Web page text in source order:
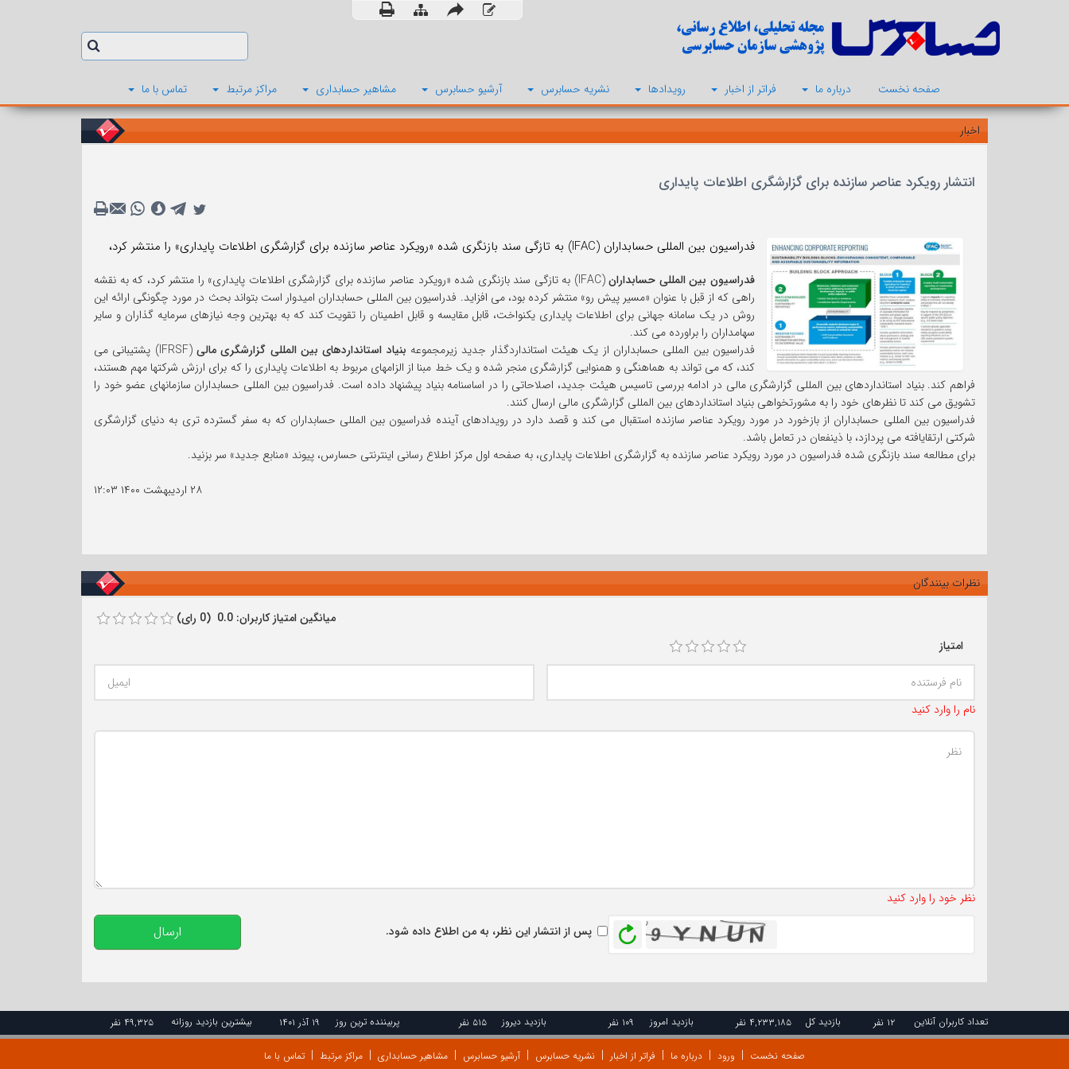
صفحه نخست درباره ما فراتر از اخبار رویدادها نشریه حسابرس آرشیو حسابرس مشاهیر حسابداری مراکز مرتبط تماس با ما
اخبار
انتشار رویکرد عناصر سازنده برای گزارشگری اطلاعات پایداری
فدراسیون بین المللی حسابداران (IFAC) به تازگی سند بازنگری شده «رویکرد عناصر سازنده برای گزارشگری اطلاعات پایداری» را منتشر کرد،
فدراسیون بین المللی حسابداران
(IFAC) به تازگی سند بازنگری شده «رویکرد عناصر سازنده برای گزارشگری اطلاعات پایداری» را منتشر کرد، که به نقشه
راهی که از قبل با عنوان «مسیر پیش رو» منتشر کرده بود، می افزاید. فدراسیون بین المللی حسابداران امیدوار است بتواند بحث در مورد چگونگی ارائه این
روش در یک سامانه جهانی برای اطلاعات پایداری یکنواخت، قابل مقایسه و قابل اطمینان را تقویت کند که به بهترین وجه نیازهای سرمایه گذاران و سایر
سهامداران را براورده می کند.
فدراسیون بین المللی حسابداران از یک هیئت استانداردگذار جدید زیرمجموعه بنیاد استانداردهای بین المللی گزارشگری مالی
(IFRSF) پشتیبانی می
کند، که می تواند به هماهنگی و همنوایی گزارشگری منجر شده و یک خط مبنا از الزامهای مربوط به اطلاعات پایداری را که برای ارزش شرکتها مهم هستند،
فراهم کند. بنیاد استانداردهای بین المللی گزارشگری مالی در ادامه بررسی تاسیس هیئت جدید، اصلاحاتی را در اساسنامه بنیاد پیشنهاد داده است. فدراسیون بین المللی حسابداران سازمانهای عضو خود را
تشویق می کند تا نظرهای خود را به مشورتخواهی بنیاد استانداردهای بین المللی گزارشگری مالی ارسال کنند.
فدراسیون بین المللی حسابداران از بازخورد در مورد رویکرد عناصر سازنده استقبال می کند و قصد دارد در رویدادهای آینده فدراسیون بین المللی حسابداران که به سفر گسترده تری به دنیای گزارشگری
شرکتی ارتقایافته می پردازد، با ذینفعان در تعامل باشد.
برای مطالعه سند بازنگری شده فدراسیون در مورد رویکرد عناصر سازنده به گزارشگری اطلاعات پایداری، به صفحه اول مرکز اطلاع رسانی اینترنتی حسارس، پیوند «منابع جدید» سر بزنید.
۲۸ اردیبهشت ۱۴۰۰
۱۲:۰۳
نظرات بینندگان
میانگین امتیاز کاربران: 0.0 (0 رای)
امتیاز
نام را وارد کنید
نظر خود را وارد کنید
بازخوانیپس از انتشار این نظر، به من اطلاع داده شود. ارسال
تعداد کاربران آنلاین ۱۲ نفر بازدید کل ۴,۲۳۳,۱۸۵ نفر بازدید امروز ۱۰۹ نفر بازدید دیروز ۵۱۵ نفر پربیننده ترین روز ۱۹ آذر ۱۴۰۱ بیشترین بازدید روزانه ۴۹,۳۲۵ نفر
صفحه نخست ورود درباره ما فراتر از اخبار نشریه حسابرس آرشیو حسابرس مشاهیر حسابداری مراکز مرتبط تماس با ما